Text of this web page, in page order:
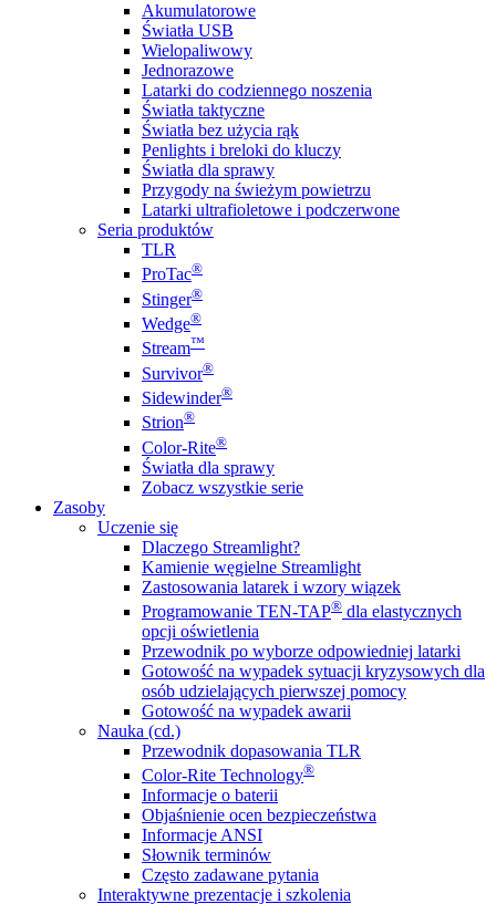
Akumulatorowe
Światła USB
Wielopaliwowy
Jednorazowe
Latarki do codziennego noszenia
Światła taktyczne
Światła bez użycia rąk
Penlights i breloki do kluczy
Światła dla sprawy
Przygody na świeżym powietrzu
Latarki ultrafioletowe i podczerwone
Seria produktów
TLR
ProTac®
Stinger®
Wedge®
Stream™
Survivor®
Sidewinder®
Strion®
Color-Rite®
Światła dla sprawy
Zobacz wszystkie serie
Zasoby
Uczenie się
Dlaczego Streamlight?
Kamienie węgielne Streamlight
Zastosowania latarek i wzory wiązek
Programowanie TEN-TAP® dla elastycznych
opcji oświetlenia
Przewodnik po wyborze odpowiedniej latarki
Gotowość na wypadek sytuacji kryzysowych dla
osób udzielających pierwszej pomocy
Gotowość na wypadek awarii
Nauka (cd.)
Przewodnik dopasowania TLR
Color-Rite Technology®
Informacje o baterii
Objaśnienie ocen bezpieczeństwa
Informacje ANSI
Słownik terminów
Często zadawane pytania
Interaktywne prezentacje i szkolenia